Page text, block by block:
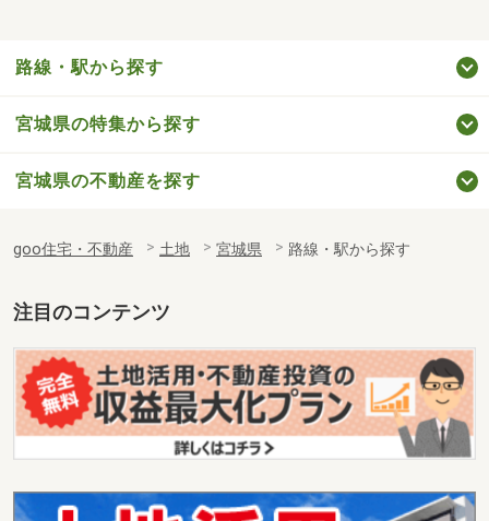
路線・駅から探す
宮城県の特集から探す
宮城県の不動産を探す
goo住宅・不動産 土地 宮城県 路線・駅から探す
注目のコンテンツ